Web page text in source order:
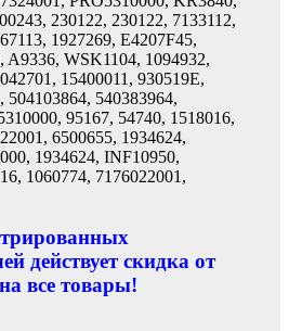
230122, 230122, 7133112,
1927269, E4207F45,
WSK1104, 1094932,
15400011, 930519E,
504103864, 540383964,
95167, 54740, 1518016,
6500655, 1934624,
1934624, INF10950,
1060774, 7176022001,
действует скидка от
все товары!